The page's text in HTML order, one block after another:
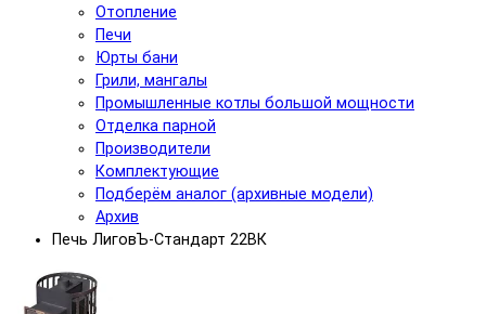
Отопление
Печи
Юрты бани
Грили, мангалы
Промышленные котлы большой мощности
Отделка парной
Производители
Комплектующие
Подберём аналог (архивные модели)
Архив
Печь ЛиговЪ-Стандарт 22ВК